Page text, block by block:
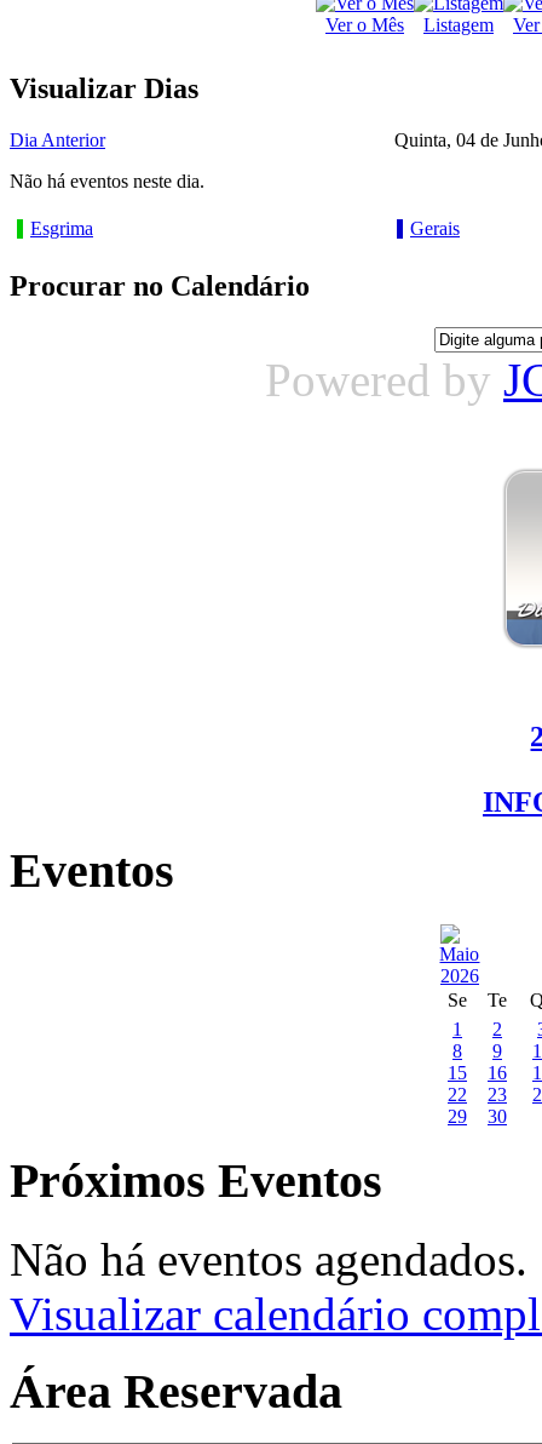
Ver o Mês Listagem
Visualizar Dias
Dia Anterior
Quinta, 04 de
Não há eventos neste dia.
Esgrima Gerais
Procurar no Calendário
Powered by
Eventos
Se Te
1
2
8
9
15
16
22
23
29
30
Próximos Eventos
Não há eventos agendados.
Visualizar calendário
Área Reservada